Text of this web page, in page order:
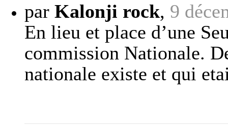
par Kalonji rock, 9
En lieu et place d’une
commission Nationale.
nationale existe et qui